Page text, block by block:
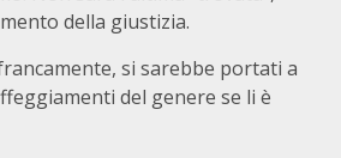
della giustizia.
si sarebbe portati a
del genere se li è